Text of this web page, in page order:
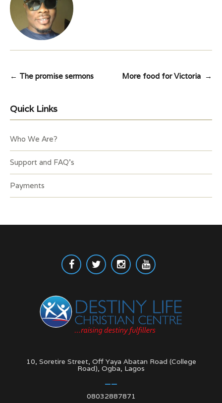
Post
← The promise sermons More food for Victoria →
Quick Links
Who We Are?
Support and FAQ’s
Payments
10, Soretire Street, Off Yaya Abatan Road (College
Road), Ogba, Lagos
08032887871